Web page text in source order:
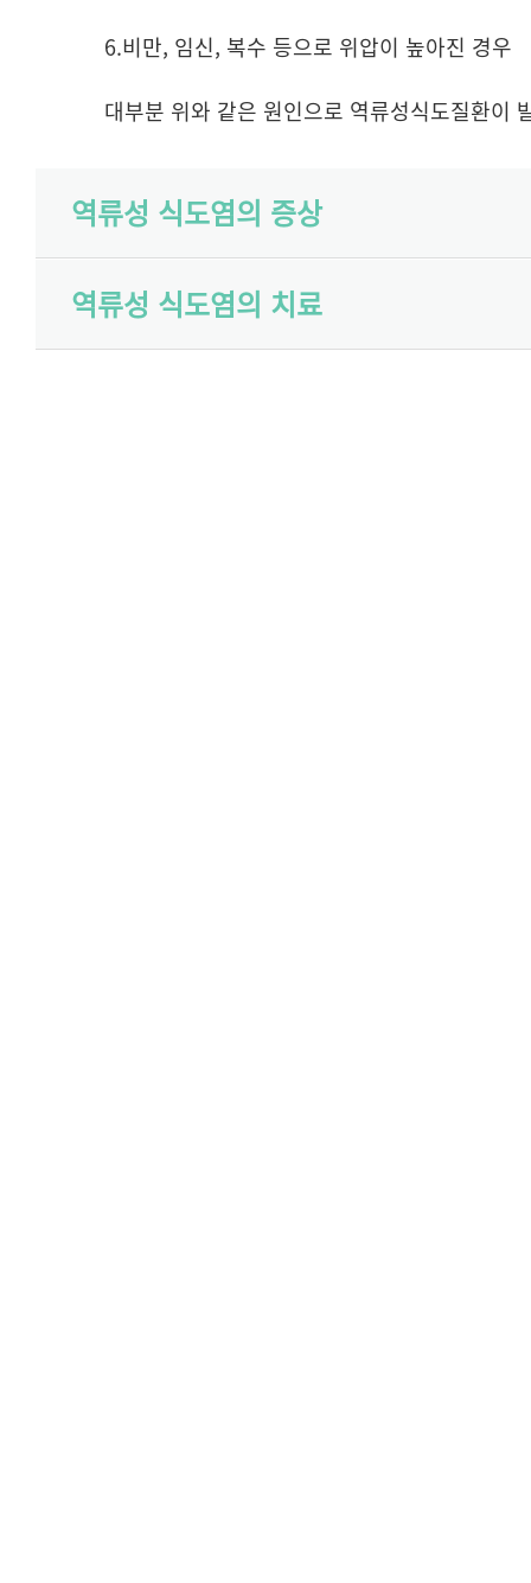
6.비만, 임신, 복수 등으로 위압이 높아진 경우
대부분 위와 같은 원인으로 역류성식도질환이
역류성 식도염의 증상
역류성 식도염의 치료